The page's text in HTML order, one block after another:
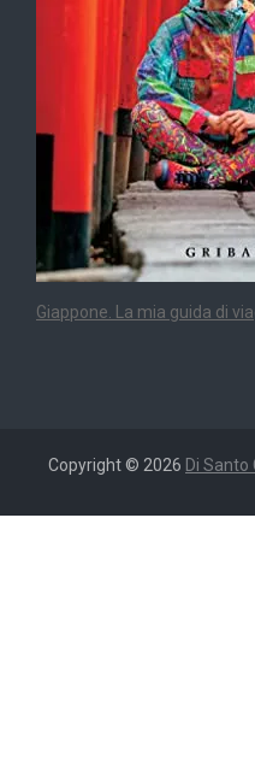
Giappone. La mia guida di
Copyright © 2026 Di